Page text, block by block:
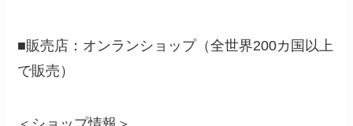
■販売店：オンランショップ（全世界200カ国以上
で販売）